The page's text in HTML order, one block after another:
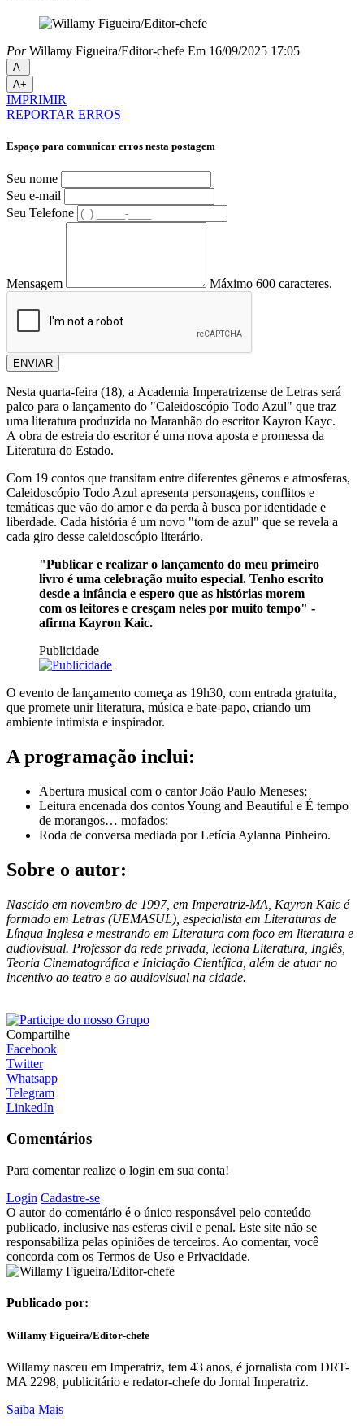
PorWillamy Figueira/Editor-chefe Em 16/09/2025 17:05
A-
A+
IMPRIMIR
REPORTAR ERROS
Espaço para comunicar erros nesta postagem
Seu nome
Seu e-mail
Seu Telefone
Mensagem Máximo 600 caracteres.
ENVIAR
Nesta quarta-feira (18), a Academia Imperatrizense de Letras será
palco para o lançamento do "Caleidoscópio Todo Azul" que traz
uma literatura produzida no Maranhão do escritor Kayron Kayc.
A obra de estreia do escritor é uma nova aposta e promessa da
Literatura do Estado.
Com 19 contos que transitam entre diferentes gêneros e atmosferas,
Caleidoscópio Todo Azul apresenta personagens, conflitos e
temáticas que vão do amor e da perda à busca por identidade e
liberdade. Cada história é um novo "tom de azul" que se revela a
cada giro desse caleidoscópio literário.
"Publicar e realizar o lançamento do meu primeiro
livro é uma celebração muito especial. Tenho escrito
desde a infância e espero que as histórias morem
com os leitores e cresçam neles por muito tempo" -
afirma Kayron Kaic.
Publicidade
O evento de lançamento começa as 19h30, com entrada gratuita,
que promete unir literatura, música e bate-papo, criando um
ambiente intimista e inspirador.
A programação inclui:
Abertura musical com o cantor João Paulo Meneses;
Leitura encenada dos contos Young and Beautiful e É tempo
de morangos… mofados;
Roda de conversa mediada por Letícia Aylanna Pinheiro.
Sobre o autor:
Nascido em novembro de 1997, em Imperatriz-MA, Kayron Kaic é
formado em Letras (UEMASUL), especialista em Literaturas de
Língua Inglesa e mestrando em Literatura com foco em literatura e
audiovisual. Professor da rede privada, leciona Literatura, Inglês,
Teoria Cinematográfica e Iniciação Científica, além de atuar no
incentivo ao teatro e ao audiovisual na cidade.
Compartilhe
Facebook
Twitter
Whatsapp
Telegram
LinkedIn
Comentários
Para comentar realize o login em sua conta!
Login Cadastre-se
O autor do comentário é o único responsável pelo conteúdo
publicado, inclusive nas esferas civil e penal. Este site não se
responsabiliza pelas opiniões de terceiros. Ao comentar, você
concorda com os Termos de Uso e Privacidade.
Publicado por:
Willamy Figueira/Editor-chefe
Willamy nasceu em Imperatriz, tem 43 anos, é jornalista com DRT-
MA 2298, publicitário e redator-chefe do Jornal Imperatriz.
Saiba Mais